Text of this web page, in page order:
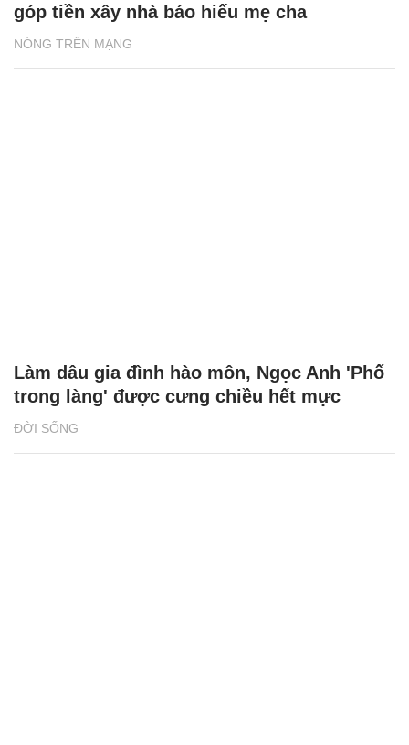
NÓNG TRÊN MẠNG
góp tiền xây nhà báo hiếu mẹ cha
ĐỜI SỐNG
Làm dâu gia đình hào môn, Ngọc Anh 'Phố
trong làng' được cưng chiều hết mực